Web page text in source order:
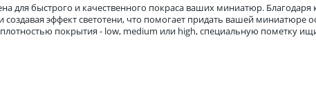
для быстрого и качественного покраса ваших миниатюр.
создавая эффект светотени, что помогает придать вашей миниатюре
покрытия - low, medium или high, специальную пометку